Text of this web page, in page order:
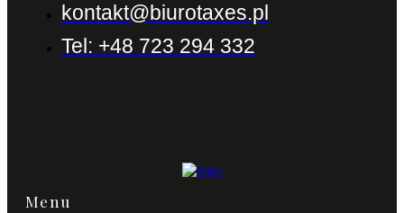
kontakt@biurotaxes.pl
Tel: +48 723 294 332
Menu